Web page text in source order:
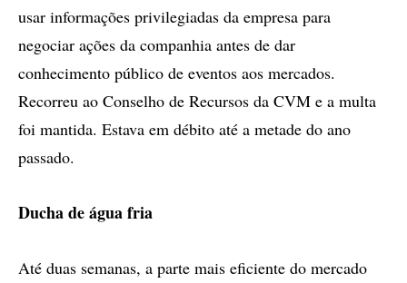
usar informações privilegiadas da empresa para
negociar ações da companhia antes de dar
conhecimento público de eventos aos mercados.
Recorreu ao Conselho de Recursos da CVM e a multa
foi mantida. Estava em débito até a metade do ano
passado.
Ducha de água fria
Até duas semanas, a parte mais eficiente do mercado